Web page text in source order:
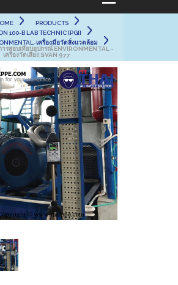
PRODUCTS
100-B LAB TECHNIC [PGI]
เครื่องมือวัดสิ่งแวดล้อม
ารสอบเทียบอุปกรณ์ ENVIRONMENTAL -
เครื่องวัดเสียง SVAN 977